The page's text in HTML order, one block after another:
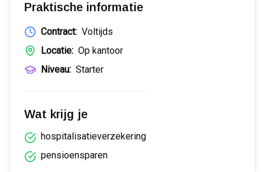
Praktische informatie
Contract: Voltijds
Locatie: Op kantoor
Niveau: Starter
Wat krijg je
hospitalisatieverzekering
pensioensparen